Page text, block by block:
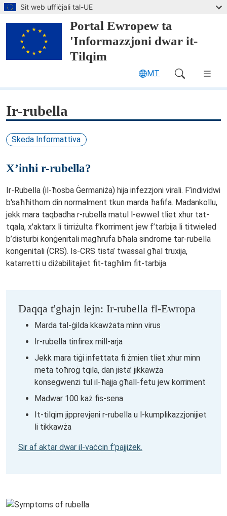
Sit web uffiċjali tal-UE
Portal Ewropew ta
'Informazzjoni dwar it-
Tilqim
MT
Main Navigation (desktop)
Ir-rubella
Skeda Informattiva
X’inhi r-rubella?
Ir-Rubella (il-ħosba Ġermaniża) hija infezzjoni virali. F’individwi
b'saħħithom din normalment tkun marda ħafifa. Madankollu,
jekk mara taqbadha r-rubella matul l-ewwel tliet xhur tat-
tqala, x'aktarx li tirriżulta f’korriment jew f’tarbija li titwieled
b’disturbi konġenitali magħrufa bħala sindrome tar-rubella
konġenitali (CRS). Is-CRS tista’ twassal għal truxija,
katarretti u diżabilitajiet fit-tagħlim fit-tarbija.
Daqqa t'għajn lejn: Ir-rubella fl-Ewropa
Marda tal-ġilda kkawżata minn virus
Ir-rubella tinfirex mill-arja
Jekk mara tiġi infettata fi żmien tliet xhur minn
meta toħroġ tqila, dan jista’ jikkawża
konsegwenzi tul il-ħajja għall-fetu jew korriment
Madwar 100 każ fis-sena
It-tilqim jipprevjeni r-rubella u l-kumplikazzjonijiet
li tikkawża
Sir af aktar dwar il-vaċċin f’pajjiżek.